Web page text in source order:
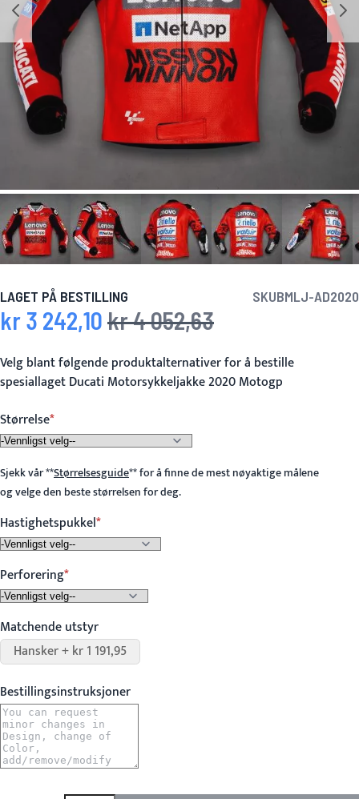
LAGET PÅ BESTILLING SKUBMLJ-AD2020
Spesialpris
kr 3 242,10 Vanlig pris
kr 4 052,63
Velg blant følgende produktalternativer for å bestille
spesiallaget Ducati Motorsykkeljakke 2020 Motogp
Størrelse
Sjekk vår**Størrelsesguide**for å finne de mest nøyaktige målene
og velge den beste størrelsen for deg.
Hastighetspukkel
Perforering
Matchende utstyr
Hansker + kr 1 191,95
Bestillingsinstruksjoner